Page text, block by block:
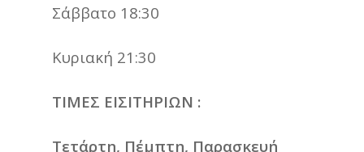
Σάββατο 18:30
Κυριακή 21:30
ΤΙΜΕΣ ΕΙΣΙΤΗΡΙΩΝ :
Τετάρτη, Πέμπτη, Παρασκευή